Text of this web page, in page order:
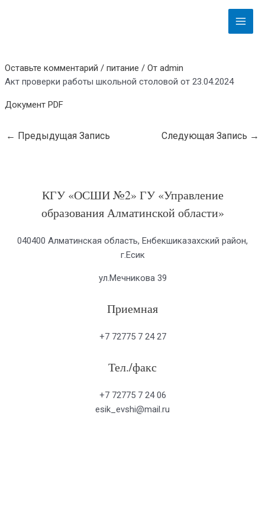
Main
Menu
Оставьте комментарий /питание / Отadmin
Акт проверки работы школьной столовой от 23.04.2024
Документ PDF
← Предыдущая Запись Следующая Запись →
КГУ «ОСШИ №2» ГУ «Управление
образования Алматинской области»
040400 Алматинская область, Енбекшиказахский район,
г.Есик
ул.Мечникова 39
Приемная
+7 72775 7 24 27
Тел./факс
+7 72775 7 24 06
esik_evshi@mail.ru